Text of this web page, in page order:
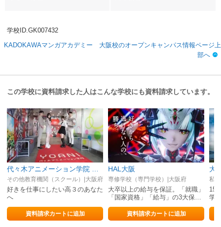
学校ID.GK007432
KADOKAWAマンガアカデミー 大阪校のオープンキャンパス情報ページ上
部へ
この学校に資料請求した人はこんな学校にも資料請求しています。
その他教育機関（スクール）|大阪府
好きを仕事にしたい高３のあなた
へ
資料請求カートに追加
HAL大阪
専修学校（専門学校）|大阪府
大卒以上の給与を保証。「就職」
「国家資格」「給与」の3大保証
は自信の証明。
資料請求カートに追加
大
私
15
学
を